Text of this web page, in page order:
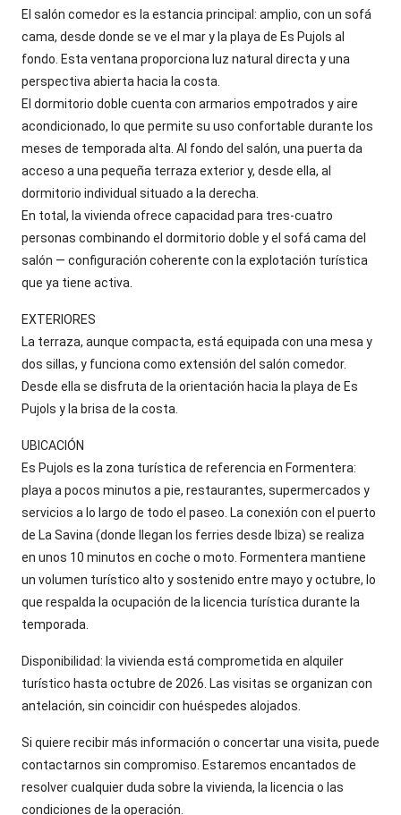
El salón comedor es la estancia principal: amplio, con un sofá
cama, desde donde se ve el mar y la playa de Es Pujols al
fondo. Esta ventana proporciona luz natural directa y una
perspectiva abierta hacia la costa.
El dormitorio doble cuenta con armarios empotrados y aire
acondicionado, lo que permite su uso confortable durante los
meses de temporada alta. Al fondo del salón, una puerta da
acceso a una pequeña terraza exterior y, desde ella, al
dormitorio individual situado a la derecha.
En total, la vivienda ofrece capacidad para tres-cuatro
personas combinando el dormitorio doble y el sofá cama del
salón — configuración coherente con la explotación turística
que ya tiene activa.
EXTERIORES
La terraza, aunque compacta, está equipada con una mesa y
dos sillas, y funciona como extensión del salón comedor.
Desde ella se disfruta de la orientación hacia la playa de Es
Pujols y la brisa de la costa.
UBICACIÓN
Es Pujols es la zona turística de referencia en Formentera:
playa a pocos minutos a pie, restaurantes, supermercados y
servicios a lo largo de todo el paseo. La conexión con el puerto
de La Savina (donde llegan los ferries desde Ibiza) se realiza
en unos 10 minutos en coche o moto. Formentera mantiene
un volumen turístico alto y sostenido entre mayo y octubre, lo
que respalda la ocupación de la licencia turística durante la
temporada.
Disponibilidad: la vivienda está comprometida en alquiler
turístico hasta octubre de 2026. Las visitas se organizan con
antelación, sin coincidir con huéspedes alojados.
Si quiere recibir más información o concertar una visita, puede
contactarnos sin compromiso. Estaremos encantados de
resolver cualquier duda sobre la vivienda, la licencia o las
condiciones de la operación.